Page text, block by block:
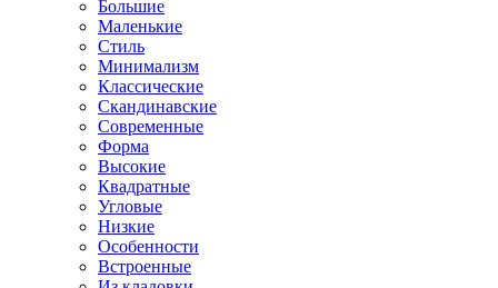
Большие
Маленькие
Стиль
Минимализм
Классические
Скандинавские
Современные
Форма
Высокие
Квадратные
Угловые
Низкие
Особенности
Встроенные